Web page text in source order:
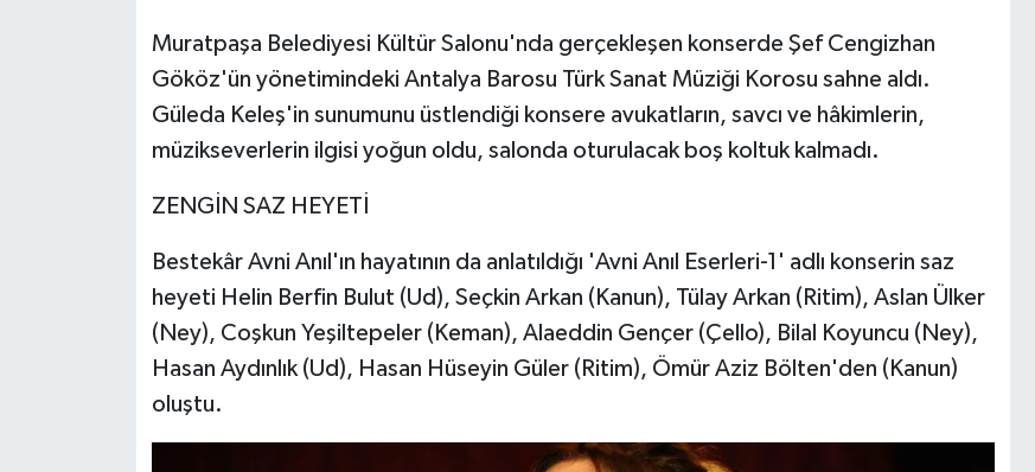
Muratpaşa Belediyesi Kültür Salonu'nda gerçekleşen konserde Şef Cengizhan
Gököz'ün yönetimindeki Antalya Barosu Türk Sanat Müziği Korosu sahne aldı.
Güleda Keleş'in sunumunu üstlendiği konsere avukatların, savcı ve hâkimlerin,
müzikseverlerin ilgisi yoğun oldu, salonda oturulacak boş koltuk kalmadı.
ZENGİN SAZ HEYETİ
Bestekâr Avni Anıl'ın hayatının da anlatıldığı 'Avni Anıl Eserleri-1' adlı konserin saz
heyeti Helin Berfin Bulut (Ud), Seçkin Arkan (Kanun), Tülay Arkan (Ritim), Aslan Ülker
(Ney), Coşkun Yeşiltepeler (Keman), Alaeddin Gençer (Çello), Bilal Koyuncu (Ney),
Hasan Aydınlık (Ud), Hasan Hüseyin Güler (Ritim), Ömür Aziz Bölten'den (Kanun)
oluştu.